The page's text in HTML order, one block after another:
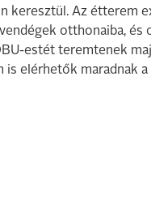
keresztül. Az étterem
otthonaiba,
estét teremtenek
elérhetők maradnak